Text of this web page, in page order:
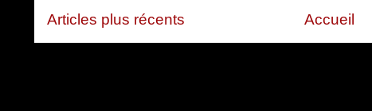
Articles plus récents Accueil